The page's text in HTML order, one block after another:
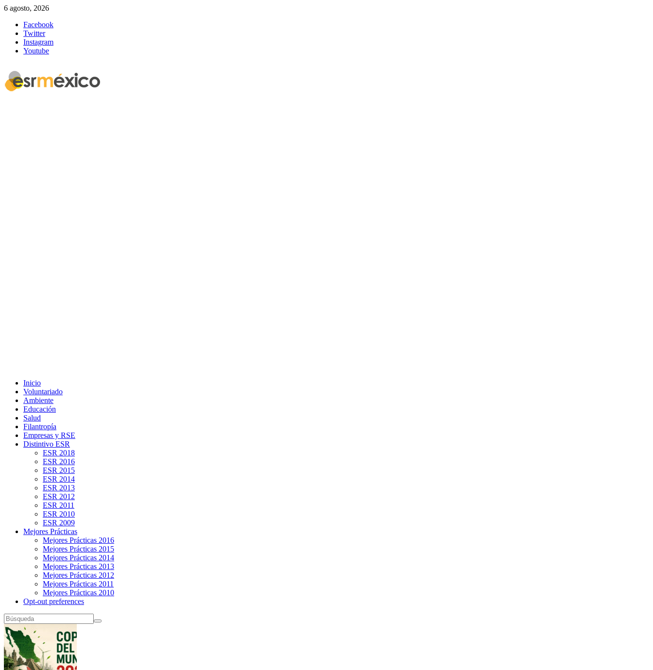
6 agosto, 2026
Facebook
Twitter
Instagram
Youtube
Inicio
Voluntariado
Ambiente
Educación
Salud
Filantropía
Empresas y RSE
Distintivo ESR
ESR 2018
ESR 2016
ESR 2015
ESR 2014
ESR 2013
ESR 2012
ESR 2011
ESR 2010
ESR 2009
Mejores Prácticas
Mejores Prácticas 2016
Mejores Prácticas 2015
Mejores Prácticas 2014
Mejores Prácticas 2013
Mejores Prácticas 2012
Mejores Prácticas 2011
Mejores Prácticas 2010
Opt-out preferences